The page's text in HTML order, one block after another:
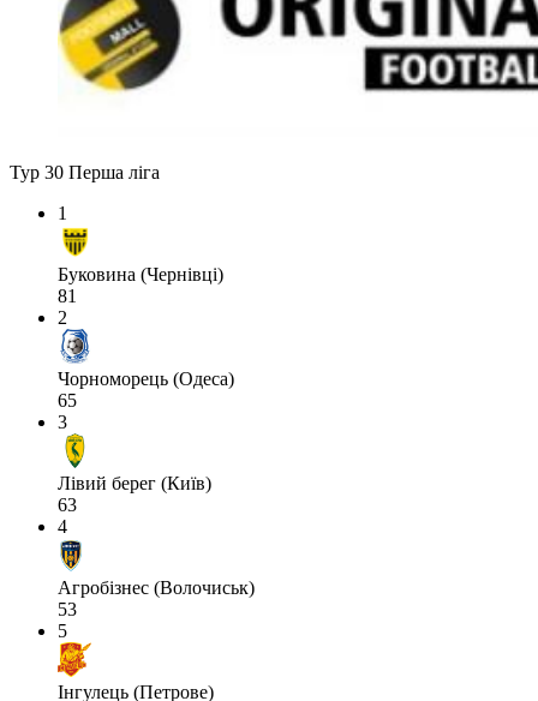
Тур 30 Перша ліга
1
Буковина (Чернівці)
81
2
Чорноморець (Одеса)
65
3
Лівий берег (Київ)
63
4
Агробізнес (Волочиськ)
53
5
Інгулець (Петрове)